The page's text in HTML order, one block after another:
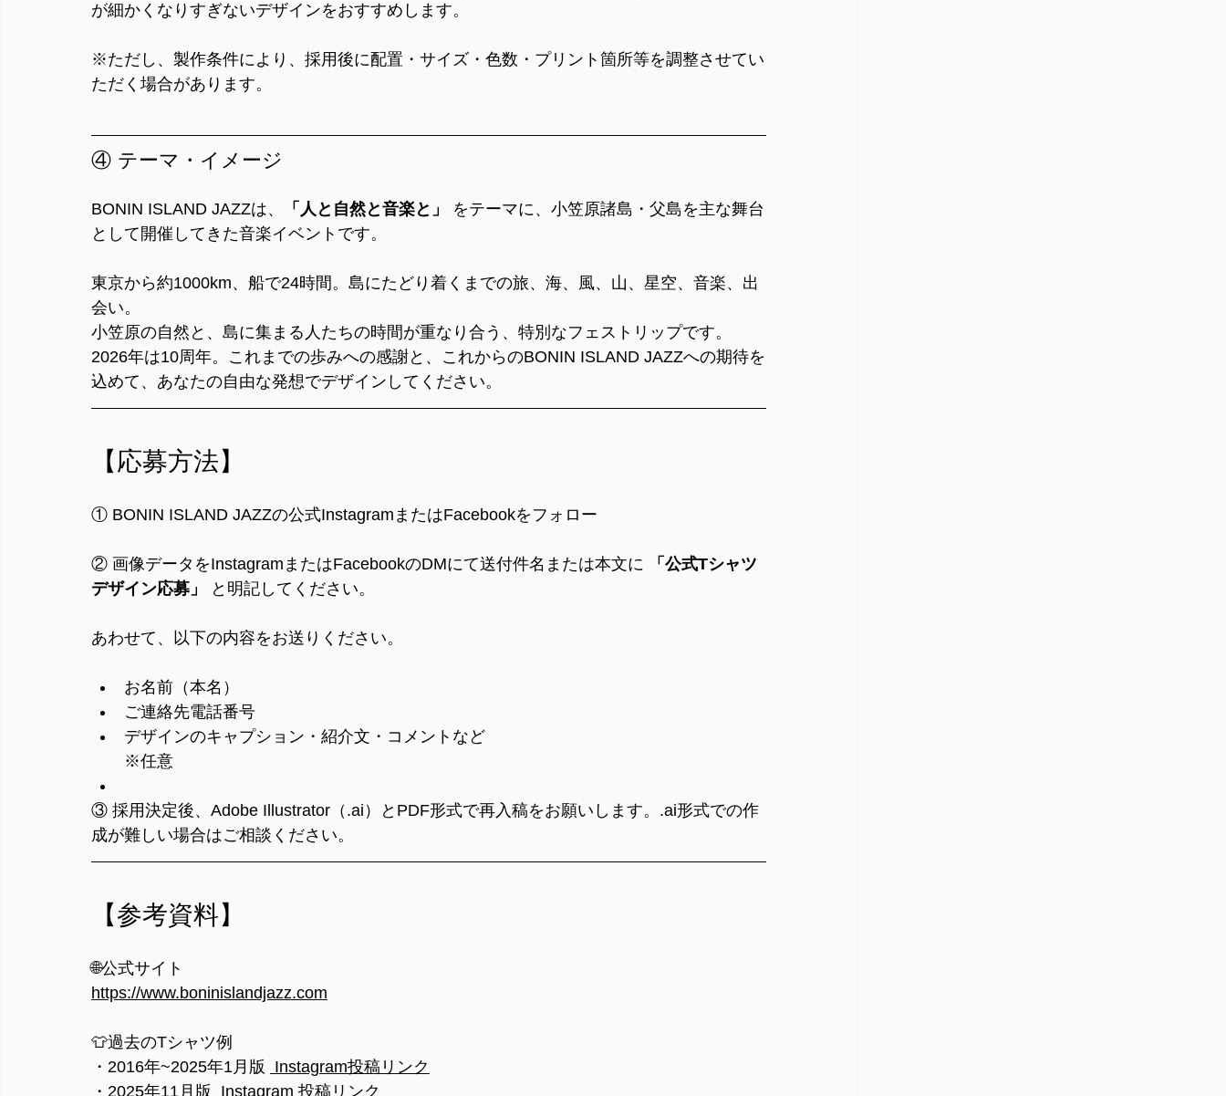
が細かくなりすぎないデザインをおすすめします。
※ただし、製作条件により、採用後に配置・サイズ・色数・プリント箇所等を調整させてい
ただく場合があります。
④ テーマ・イメージ
BONIN ISLAND JAZZは、 「人と自然と音楽と」
をテーマに、小笠原諸島・父島を主な舞台
として開催してきた音楽イベントです。
東京から約1000km、船で24時間。島にたどり着くまでの旅、海、風、山、星空、音楽、出
会い。
小笠原の自然と、島に集まる人たちの時間が重なり合う、特別なフェストリップです。
2026年は10周年。これまでの歩みへの感謝と、これからのBONIN ISLAND JAZZへの期待を
込めて、あなたの自由な発想でデザインしてください。
【応募方法】
① BONIN ISLAND JAZZの公式InstagramまたはFacebookをフォロー
② 画像データをInstagramまたはFacebookのDMにて送付件名または本文に
「公式Tシャツ
デザイン応募」
と明記してください。
あわせて、以下の内容をお送りください。
お名前（本名）
ご連絡先電話番号
デザインのキャプション・紹介文・コメントなど
※任意
③ 採用決定後、Adobe Illustrator（.ai）とPDF形式で再入稿をお願いします。.ai形式での作
成が難しい場合はご相談ください。
【参考資料】
🌐公式サイト
https://www.boninislandjazz.com
👕過去のTシャツ例
・2016年~2025年1月版
Instagram投稿リンク
・2025年11月版 Instagram 投稿リンク